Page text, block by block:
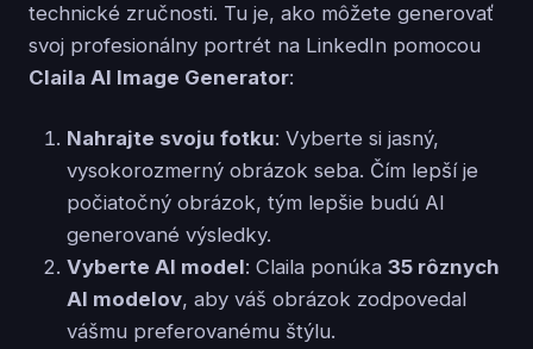
technické zručnosti. Tu je, ako môžete generovať
svoj profesionálny portrét na LinkedIn pomocou
Claila AI Image Generator:
Nahrajte svoju fotku: Vyberte si jasný,
vysokorozmerný obrázok seba. Čím lepší je
počiatočný obrázok, tým lepšie budú AI
generované výsledky.
Vyberte AI model: Claila ponúka 35 rôznych
AI modelov, aby váš obrázok zodpovedal
vášmu preferovanému štýlu.